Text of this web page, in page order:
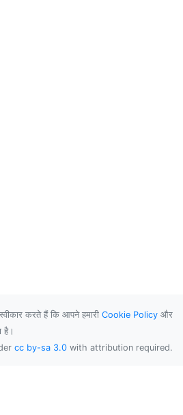
करते हैं कि आपने हमारी Cookie Policy और
है।
cc by-sa 3.0 with attribution required.